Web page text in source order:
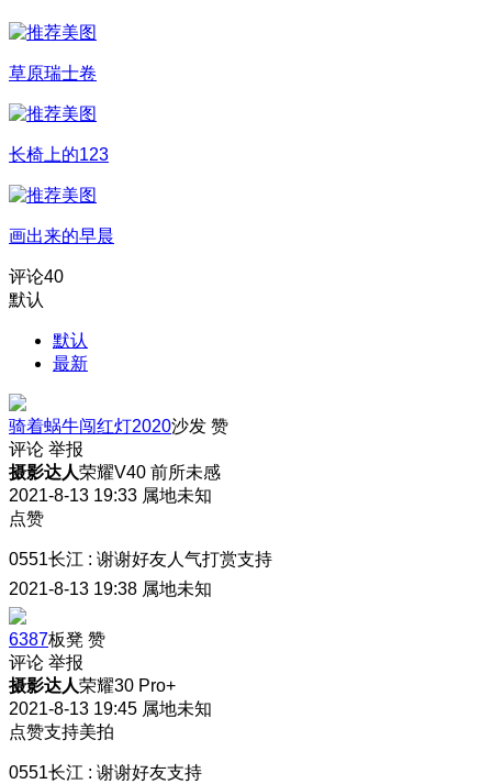
草原瑞士卷
长椅上的123
画出来的早晨
评论40
默认
默认
最新
骑着蜗牛闯红灯2020沙发 赞
评论 举报
摄影达人荣耀V40 前所未感
2021-8-13 19:33 属地未知
点赞
0551长江 : 谢谢好友人气打赏支持
2021-8-13 19:38 属地未知
6387板凳 赞
评论 举报
摄影达人荣耀30 Pro+
2021-8-13 19:45 属地未知
点赞支持美拍
0551长江 : 谢谢好友支持